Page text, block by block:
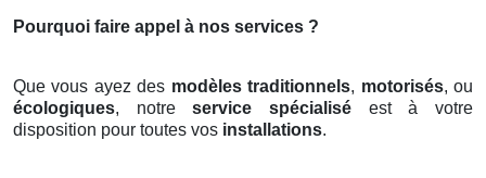
Pourquoi faire appel à nos services ?
Que vous ayez des modèles traditionnels, motorisés, ou
écologiques, notreservice spécialisé est à votre
disposition pour toutes vos installations.